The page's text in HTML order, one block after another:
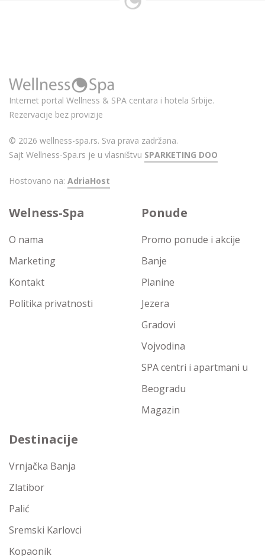
Internet portal Wellness & SPA centara i hotela Srbije.
Rezervacije bez provizije
© 2026 wellness-spa.rs. Sva prava zadržana.
Sajt Wellness-Spa.rs je u vlasništvu SPARKETING DOO
Hostovano na: AdriaHost
Welness-Spa
O nama
Marketing
Kontakt
Politika privatnosti
Ponude
Promo ponude i akcije
Banje
Planine
Jezera
Gradovi
Vojvodina
SPA centri i apartmani u
Beogradu
Magazin
Destinacije
Vrnjačka Banja
Zlatibor
Palić
Sremski Karlovci
Kopaonik